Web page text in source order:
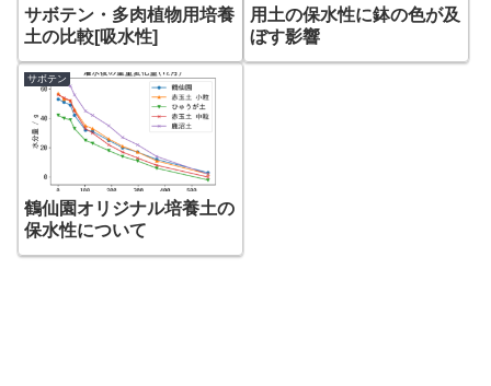
サボテン・多肉植物用培養
土の比較[吸水性]
用土の保水性に鉢の色が及
ぼす影響
サボテン
鶴仙園オリジナル培養土の
保水性について